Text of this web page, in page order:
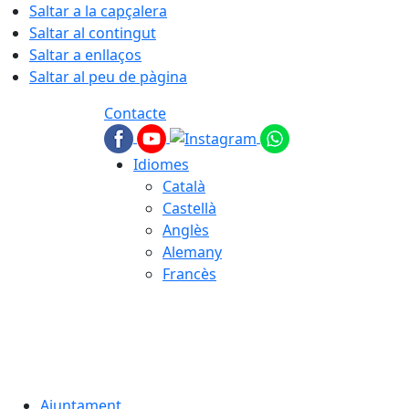
Saltar a la capçalera
Saltar al contingut
Saltar a enllaços
Saltar al peu de pàgina
Contacte
Idiomes
Català
Castellà
Anglès
Alemany
Francès